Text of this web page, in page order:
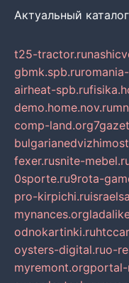
Актуальный
t25-tractor.ru
gbmk.spb.ru
airheat-spb.ru
demo.home.nov.ru
comp-land.org
fexer.rusnite-
0sporte.ru9rota-
pro-kirpichi.ru
mynances.org
odnokartinki.ru
oysters-digital.ruo-
myremont.orgportal-